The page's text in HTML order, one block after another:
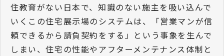
住教育がない日本で、知識のない施主を吸い込んで
いくこの住宅展示場のシステムは、「営業マンが信
頼できるから請負契約をする」という事象を生んで
しまい、住宅の性能やアフターメンテナンス体制と